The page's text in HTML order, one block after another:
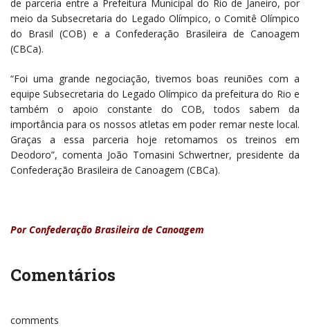
de parceria entre a Prefeitura Municipal do Rio de Janeiro, por
meio da Subsecretaria do Legado Olímpico, o Comitê Olímpico
do Brasil (COB) e a Confederação Brasileira de Canoagem
(CBCa).
“Foi uma grande negociação, tivemos boas reuniões com a
equipe Subsecretaria do Legado Olímpico da prefeitura do Rio e
também o apoio constante do COB, todos sabem da
importância para os nossos atletas em poder remar neste local.
Graças a essa parceria hoje retomamos os treinos em
Deodoro”, comenta João Tomasini Schwertner, presidente da
Confederação Brasileira de Canoagem (CBCa).
Por Confederação Brasileira de Canoagem
Comentários
comments